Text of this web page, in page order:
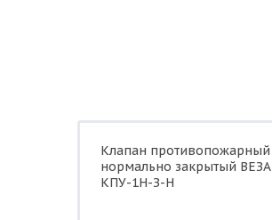
Клапан противопожарный
нормально закрытый ВЕЗА
КПУ-1Н-З-Н